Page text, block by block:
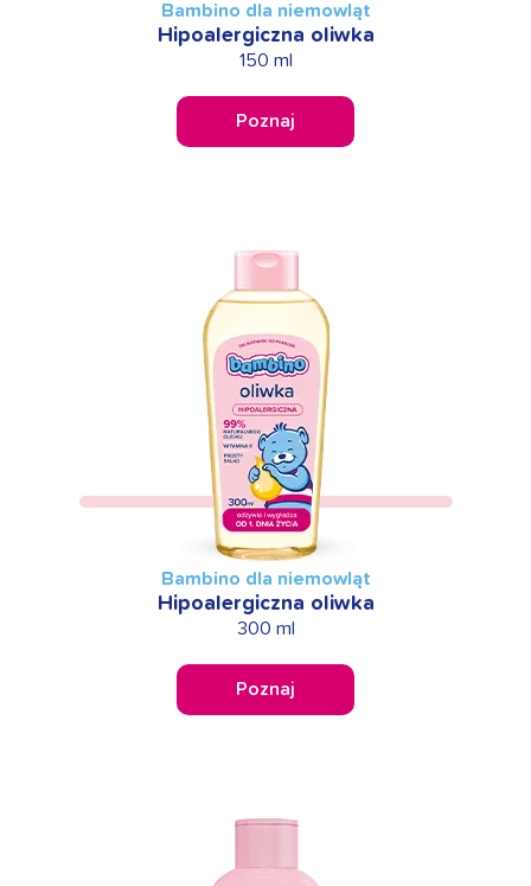
Bambino dla niemowląt
Hipoalergiczna oliwka
150 ml
Poznaj
Bambino dla niemowląt
Hipoalergiczna oliwka
300 ml
Poznaj